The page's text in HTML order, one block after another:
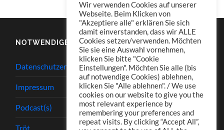
NOTWENDIGES
Datenschutzerklärung
Impressum
Podcast(s)
Tröt
Wir verwenden Cookies auf unserer
Webseite. Beim Klicken von
"Akzeptiere alle" erklären Sie sich
damit einverstanden, dass wir ALLE
Cookies setzen/verwenden. Möchten
Sie sie eine Auswahl vornehmen,
klicken Sie bitte "Cookie
Einstellungen". Möchten Sie alle (bis
auf notwendige Cookies) ablehnen,
klicken Sie "Alle ablehnen". / We use
cookies on our website to give you the
most relevant experience by
remembering your preferences and
repeat visits. By clicking “Accept All”,